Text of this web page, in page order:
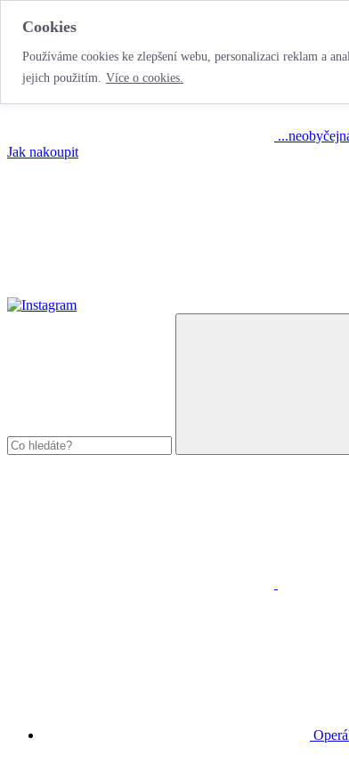
Cookies
Používáme cookies ke zlepšení webu, personalizaci reklam a
jejich použitím. Více o cookies.
Jak nakoupit